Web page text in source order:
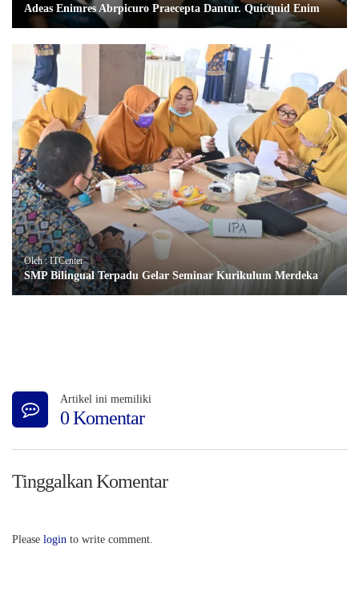
Adeas Enimres Abrpicuro Praecepta Dantur. Quicquid Enim
Oleh : ITCenter
SMP Bilingual Terpadu Gelar Seminar Kurikulum Merdeka
Artikel ini memiliki
0 Komentar
Tinggalkan Komentar
Please login to write comment.